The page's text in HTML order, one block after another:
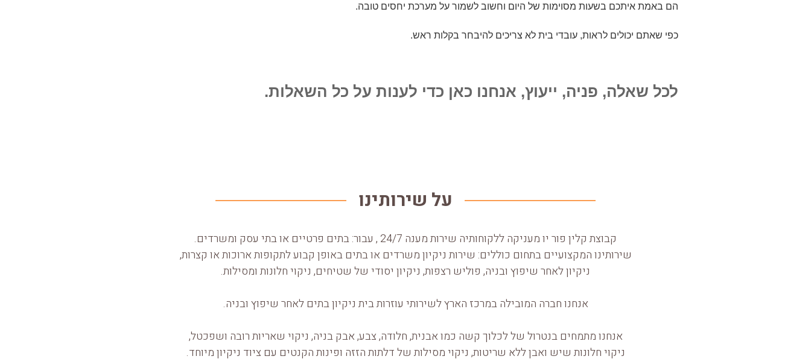
הם באמת איתכם בשעות מסוימות של היום וחשוב לשמור על מערכת יחסים טובה.
כפי שאתם יכולים לראות, עובדי בית לא צריכים להיבחר בקלות ראש.
לכל שאלה, פניה, ייעוץ, אנחנו כאן כדי לענות על כל השאלות.
על שירותינו
קבוצת קלין פור יו מעניקה ללקוחותיה שירות מענה 24/7 , עבור: בתים פרטיים או בתי עסק ומשרדים.
שירותינו המקצועיים בתחום כוללים: שירות ניקיון משרדים או בתים באופן קבוע לתקופות ארוכות או קצרות,
ניקיון לאחר שיפוץ ובניה, פוליש רצפות, ניקיון יסודי של שטיחים, ניקוי חלונות ומסילות.
אנחנו חברה המובילה במרכז הארץ לשירותי עוזרות בית ניקיון בתים לאחר שיפוץ ובניה.
אנחנו מתמחים בנטרול של לכלוך קשה כמו אבנית, חלודה, צבע, אבק בניה, ניקוי שאריות רובה ושפכטל,
ניקוי חלונות שיש ואבן ללא שריטות, ניקוי מסילות של דלתות הזזה ופינות הקנטים עם ציוד ניקיון מיוחד.